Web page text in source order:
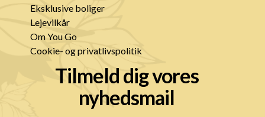
Eksklusive boliger
Lejevilkår
Om You Go
Cookie- og privatlivspolitik
Tilmeld dig vores
nyhedsmail